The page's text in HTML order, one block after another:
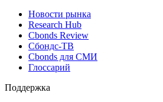
Новости рынка
Research Hub
Cbonds Review
Сбондс-ТВ
Cbonds для СМИ
Глоссарий
Поддержка